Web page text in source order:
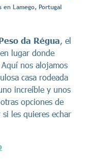
en Lamego, Portugal
da Régua, el
lugar donde
nos alojamos
casa rodeada
increíble y unos
opciones de
les quieres echar